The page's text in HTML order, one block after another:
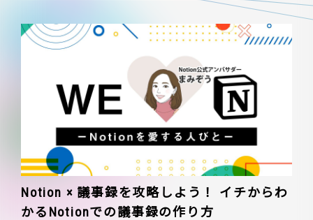
Notion × 議事録を攻略しよう！ イチからわ
かるNotionでの議事録の作り方